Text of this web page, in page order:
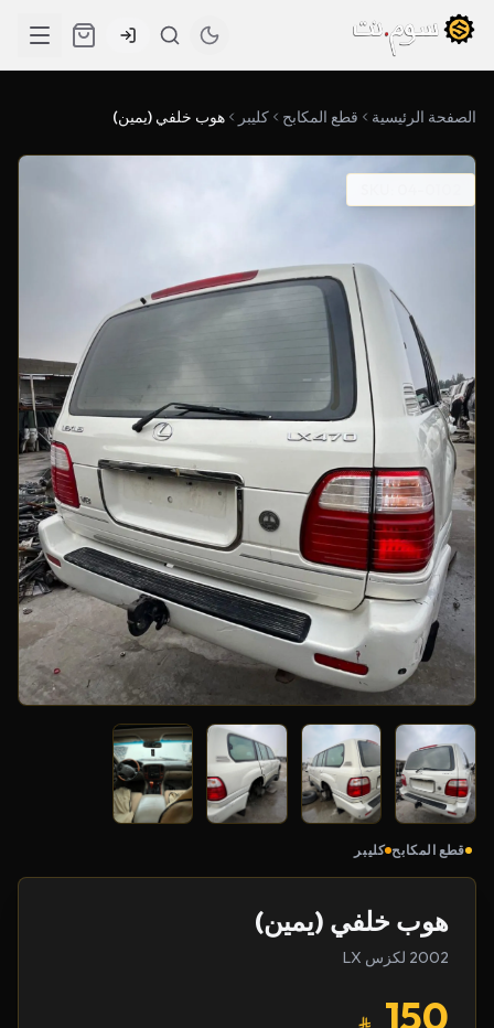
الصفحة الرئيسية قطع المكابح كليبر هوب خلفي (يمين)
قطع المكابح كليبر
هوب خلفي (يمين)
2002 لكزس LX
150